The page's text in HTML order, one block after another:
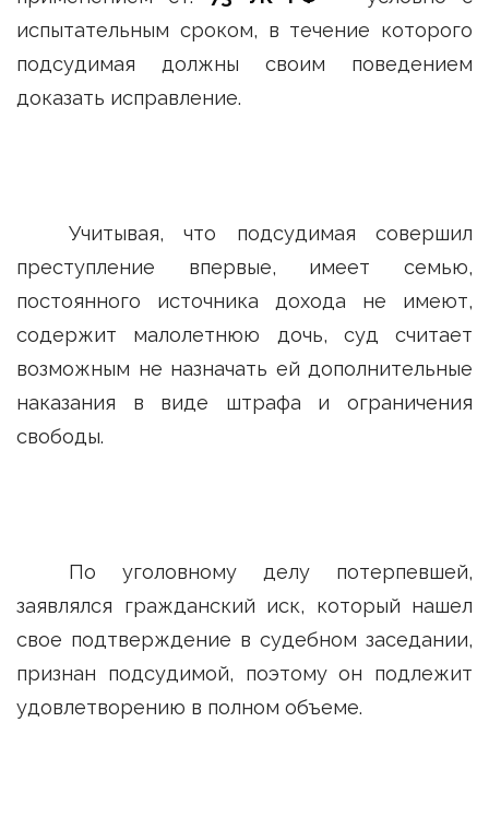
испытательным сроком, в течение которого
подсудимая должны своим поведением
доказать исправление.
Учитывая, что подсудимая совершил
преступление впервые, имеет семью,
постоянного источника дохода не имеют,
содержит малолетнюю дочь, суд считает
возможным не назначать ей дополнительные
наказания в виде штрафа и ограничения
свободы.
По уголовному делу потерпевшей,
заявлялся гражданский иск, который нашел
свое подтверждение в судебном заседании,
признан подсудимой, поэтому он подлежит
удовлетворению в полном объеме.